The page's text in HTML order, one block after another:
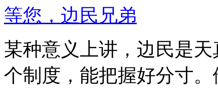
等您，边民兄弟
某种意义上讲，边民是
个制度，能把握好分寸